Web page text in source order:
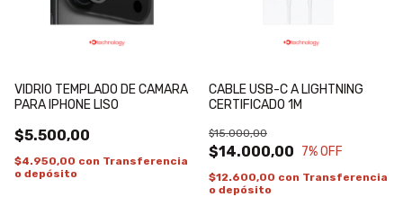
VIDRIO TEMPLADO DE CAMARA
PARA IPHONE LISO
$5.500,00
$4.950,00 con Transferencia
o depósito
CABLE USB-C A LIGHTNING
CERTIFICADO 1M
$14.000,00
$15.000,00
7% OFF
$12.600,00 con Transferencia
o depósito